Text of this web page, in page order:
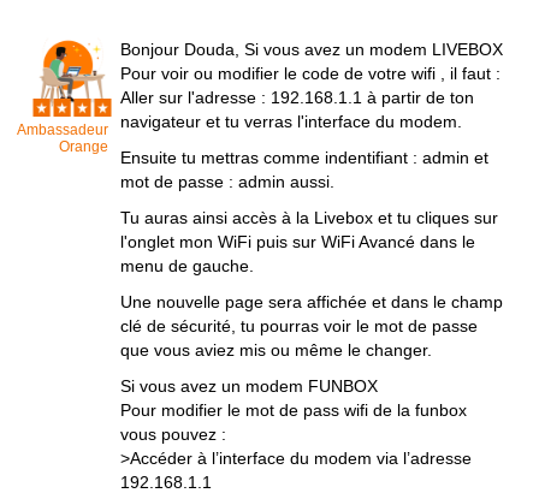
Ambassadeur
Orange
Bonjour Douda, Si vous avez un modem LIVEBOX
Pour voir ou modifier le code de votre wifi , il faut :
Aller sur l'adresse : 192.168.1.1 à partir de ton
navigateur et tu verras l'interface du modem.
Ensuite tu mettras comme indentifiant : admin et
mot de passe : admin aussi.
Tu auras ainsi accès à la Livebox et tu cliques sur
l'onglet mon WiFi puis sur WiFi Avancé dans le
menu de gauche.
Une nouvelle page sera affichée et dans le champ
clé de sécurité, tu pourras voir le mot de passe
que vous aviez mis ou même le changer.
Si vous avez un modem FUNBOX
Pour modifier le mot de pass wifi de la funbox
vous pouvez :
>Accéder à l’interface du modem via l’adresse
192.168.1.1